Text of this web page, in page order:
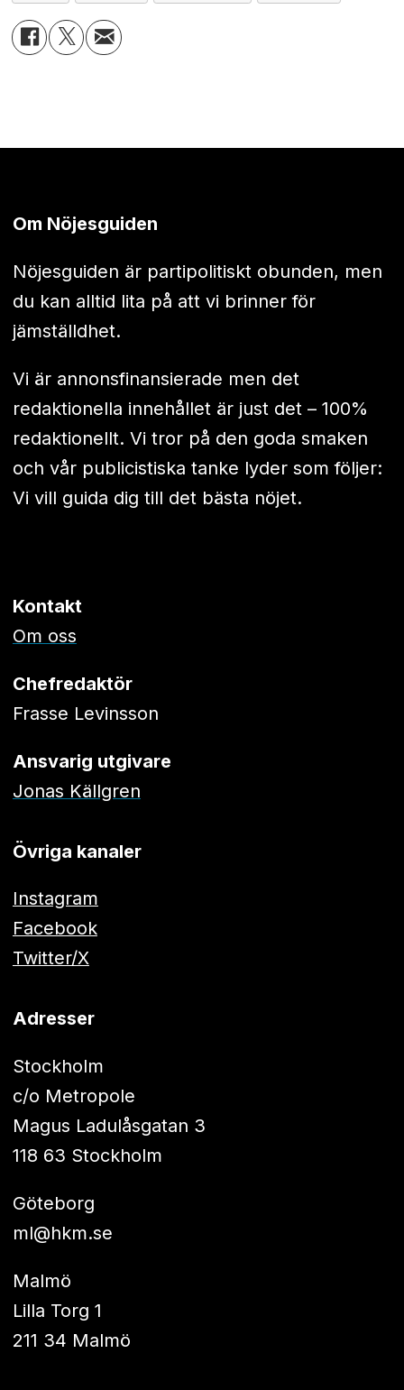
Om Nöjesguiden
Nöjesguiden är partipolitiskt obunden, men
du kan alltid lita på att vi brinner för
jämställdhet.
Vi är annonsfinansierade men det
redaktionella innehållet är just det – 100%
redaktionellt. Vi tror på den goda smaken
och vår publicistiska tanke lyder som följer:
Vi vill guida dig till det bästa nöjet.
Kontakt
Om oss
Chefredaktör
Frasse Levinsson
Ansvarig utgivare
Jonas Källgren
Övriga kanaler
Instagram
Facebook
Twitter/X
Adresser
Stockholm
c/o Metropole
Magus Ladulåsgatan 3
118 63 Stockholm
Göteborg
ml@hkm.se
Malmö
Lilla Torg 1
211 34 Malmö